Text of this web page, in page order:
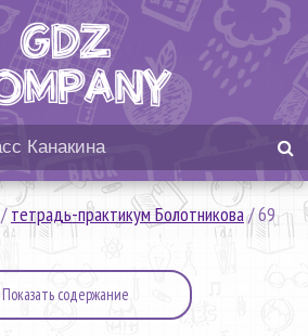
/тетрадь-практикум Болотникова/69
Показать содержание